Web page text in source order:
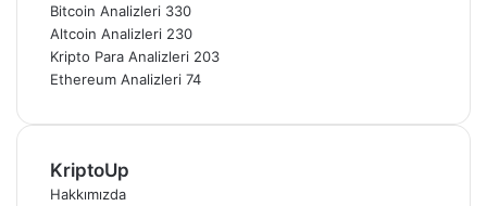
Bitcoin Analizleri 330
Altcoin Analizleri 230
Kripto Para Analizleri 203
Ethereum Analizleri 74
KriptoUp
Hakkımızda